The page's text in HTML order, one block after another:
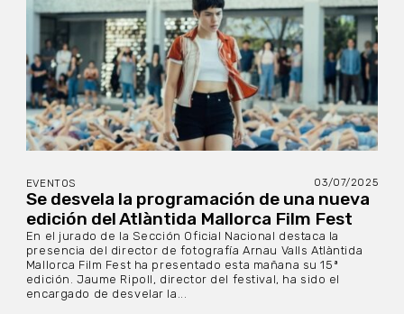
EVENTOS 03/07/2025
Se desvela la programación de una nueva
edición del Atlàntida Mallorca Film Fest
En el jurado de la Sección Oficial Nacional destaca la
presencia del director de fotografía Arnau Valls Atlàntida
Mallorca Film Fest ha presentado esta mañana su 15ª
edición. Jaume Ripoll, director del festival, ha sido el
encargado de desvelar la...